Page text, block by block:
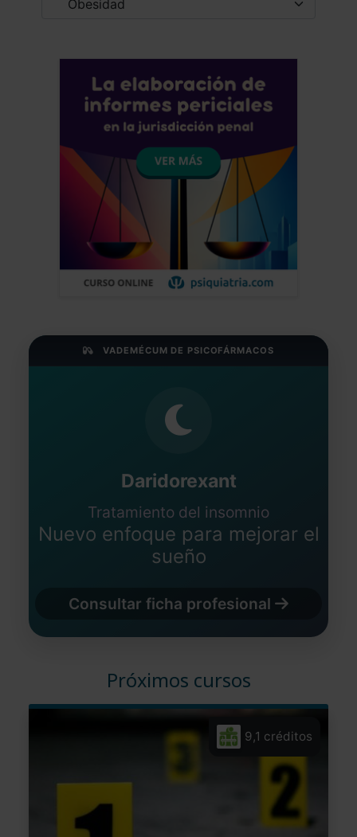
VADEMÉCUM DE PSICOFÁRMACOS
Daridorexant
Tratamiento del insomnio
Nuevo enfoque para mejorar el
sueño
Consultar ficha profesional
Próximos cursos
9,1 créditos